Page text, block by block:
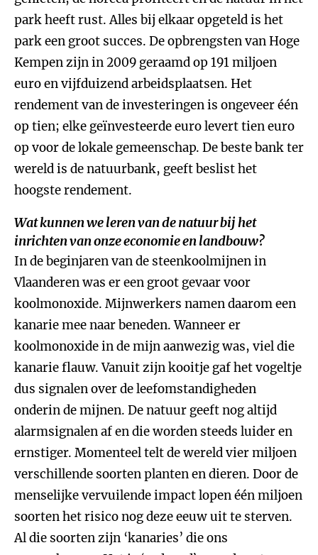
park heeft rust. Alles bij elkaar opgeteld is het
park een groot succes. De opbrengsten van Hoge
Kempen zijn in 2009 geraamd op 191 miljoen
euro en vijfduizend arbeidsplaatsen. Het
rendement van de investeringen is ongeveer één
op tien; elke geïnvesteerde euro levert tien euro
op voor de lokale gemeenschap. De beste bank ter
wereld is de natuurbank, geeft beslist het
hoogste rendement.
Wat kunnen we leren van de natuur bij het
inrichten van onze economie en landbouw?
In de beginjaren van de steenkoolmijnen in
Vlaanderen was er een groot gevaar voor
koolmonoxide. Mijnwerkers namen daarom een
kanarie mee naar beneden. Wanneer er
koolmonoxide in de mijn aanwezig was, viel die
kanarie flauw. Vanuit zijn kooitje gaf het vogeltje
dus signalen over de leefomstandigheden
onderin de mijnen. De natuur geeft nog altijd
alarmsignalen af en die worden steeds luider en
ernstiger. Momenteel telt de wereld vier miljoen
verschillende soorten planten en dieren. Door de
menselijke vervuilende impact lopen één miljoen
soorten het risico nog deze eeuw uit te sterven.
Al die soorten zijn ‘kanaries’ die ons